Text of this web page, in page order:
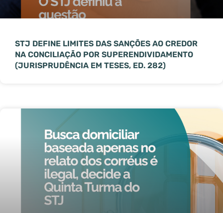
STJ DEFINE LIMITES DAS SANÇÕES AO CREDOR
NA CONCILIAÇÃO POR SUPERENDIVIDAMENTO
(JURISPRUDÊNCIA EM TESES, ED. 282)